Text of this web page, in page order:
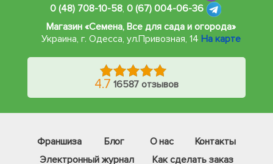
0 (48) 708-10-58, 0 (67) 004-06-36
Магазин «Семена, Все для сада и огорода»
Украина, г. Одесса, ул.Привозная, 14 На карте
4.7 16587 отзывов
Франшиза Блог О нас
Контакты
Электронный журнал
Как сделать заказ